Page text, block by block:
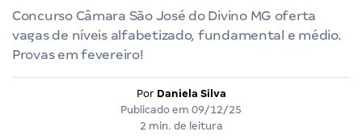
Concurso Câmara São José do Divino MG oferta
vagas de níveis alfabetizado, fundamental e médio.
Provas em fevereiro!
Por Daniela Silva
Publicado em 09/12/25
2 min. de leitura